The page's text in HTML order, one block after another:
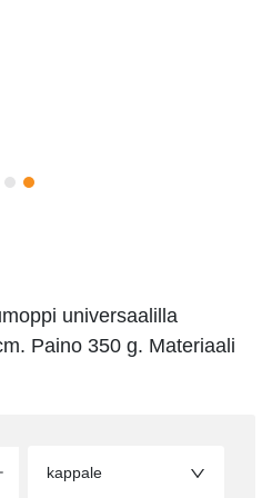
universaalilla
Paino 350 g. Materiaali
kappale